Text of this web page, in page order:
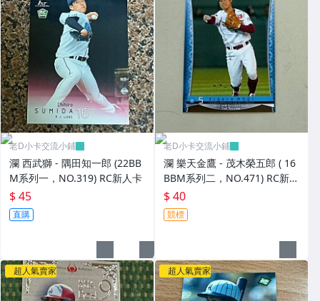
老D小卡交流小鋪
瀾 西武獅 - 隅田知一郎 (22BB
M系列一，NO.319) RC新人卡
$ 45
直購
老D小卡交流小鋪
瀾 樂天金鷹 - 茂木榮五郎 ( 16
BBM系列二，NO.471) RC新人
卡
$ 40
競標
超人氣賣家 超人氣賣家